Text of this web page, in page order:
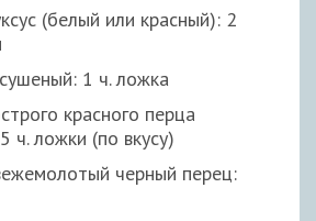
(белый или красный): 2
1 ч. ложка
красного перца
ч. ложки (по вкусу)
черный перец: